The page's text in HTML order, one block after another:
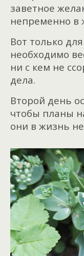
заветное
непременно в
Вот только
необходимо
ни с кем не
дела.
Второй день
чтобы планы
они в жизнь